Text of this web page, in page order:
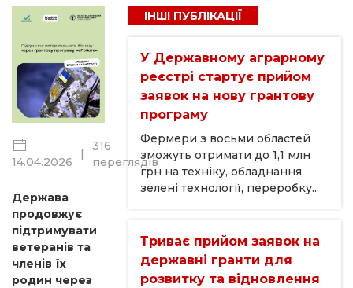
14.04.2026
|
316
переглядів
Держава
продовжує
підтримувати
ветеранів та
членів їх
родин через
ІНШІ ПУБЛІКАЦІЇ
У Державному аграрному
реєстрі стартує прийом
заявок на нову грантову
програму
Фермери з восьми областей
зможуть отримати до 1,1 млн
грн на техніку, обладнання,
зелені технології, переробку...
Триває прийом заявок на
державні гранти для
розвитку та відновлення